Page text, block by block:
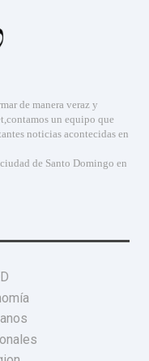
de manera veraz y
un equipo que
noticias acontecidas en
de Santo Domingo en